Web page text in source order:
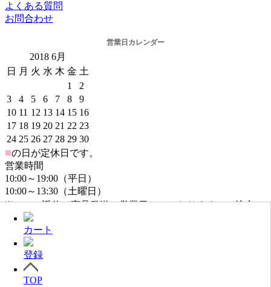
カート
登録
TOP
よくある質問
お問合わせ
営業日カレンダー
2018 6月
日
月 火 水 木 金 土
1
2
3
4 5 6 7 8
9
10 11 12 13 14 15 16
17 18 19 20 21 22 23
24 25 26 27 28 29 30
■の日が定休日です。
営業時間
10:00～19:00（平日）
10:00～13:30（土曜日）
※メール返信・商品発送は営業日のみとなります。ご注文は
年中無休でお受けしております。
@2016www.ndshop.jp